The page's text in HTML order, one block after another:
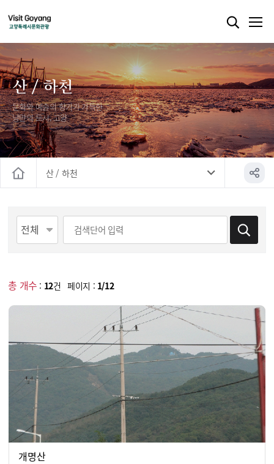
산 / 하천
문화와 예술의 향기가 가득한
낭만의 도시, 고양
산 / 하천
총 개수 : 12건 페이지 : 1/12
개명산